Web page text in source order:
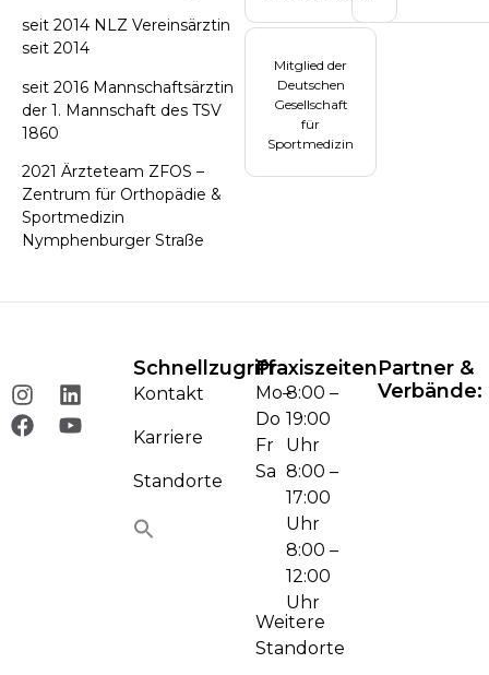
seit 2014 NLZ Vereinsärztin
seit 2014
seit 2016 Mannschaftsärztin
der 1. Mannschaft des TSV
1860
2021 Ärzteteam ZFOS –
Zentrum für Orthopädie &
Sportmedizin
Nymphenburger Straße
Mitglied der
Deutschen
Gesellschaft
für
Sportmedizin
Schnellzugriff
Kontakt
Karriere
Standorte
Praxiszeiten
Mo–
Do
Fr
Sa
8:00 –
19:00
Uhr
8:00 –
17:00
Uhr
8:00 –
12:00
Uhr
Weitere
Standorte
Partner &
Verbände: